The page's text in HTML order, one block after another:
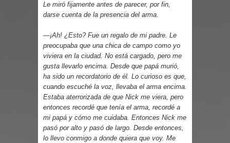
Le miró fijamente antes de parecer, por fin,
darse cuenta de la presencia del arma.
—¡Ah! ¿Esto? Fue un regalo de mi padre. Le
preocupaba que una chica de campo como yo
viviera en la ciudad. No está cargado, pero me
gusta llevarlo encima. Desde que papá murió,
ha sido un recordatorio de él. Lo curioso es que,
cuando escuché la voz, llevaba el arma encima.
Estaba aterrorizada de que Nick me viera, pero
entonces recordé que tenía el arma, recordé a
mi papá y cómo me cuidaba. Entonces Nick me
pasó por alto y pasó de largo. Desde entonces,
lo llevo conmigo a donde quiera que voy. Me